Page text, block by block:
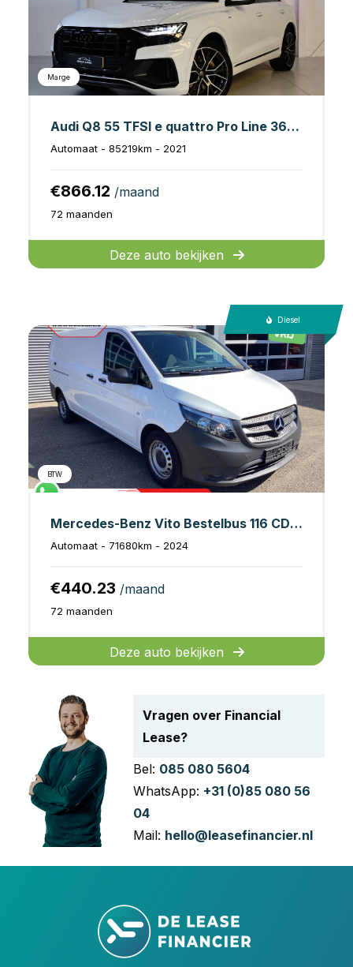
Marge
Audi Q8 55 TFSI e quattro Pro Line 360CAM*Keyless*B&O
Automaat - 85219km - 2021
€866.12 /maand
72 maanden
Deze auto bekijken
Diesel
BTW
Mercedes-Benz Vito Bestelbus 116 CDI Aut. L3 Carplay/ Cruise/ Airco/ Camera/ PDC
Automaat - 71680km - 2024
€440.23 /maand
72 maanden
Deze auto bekijken
Vragen over Financial
Lease?
Bel: 085 080 5604
WhatsApp: +31 (0)85 080 56
04
Mail: hello@leasefinancier.nl